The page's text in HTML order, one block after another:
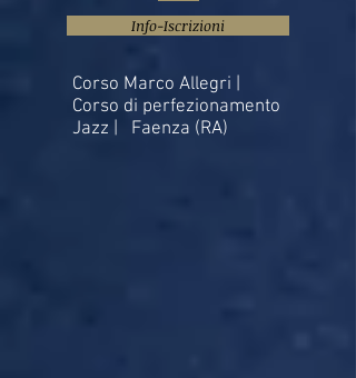
Info-Iscrizioni
Corso Marco Allegri |
Corso di perfezionamento
Jazz | Faenza (RA)